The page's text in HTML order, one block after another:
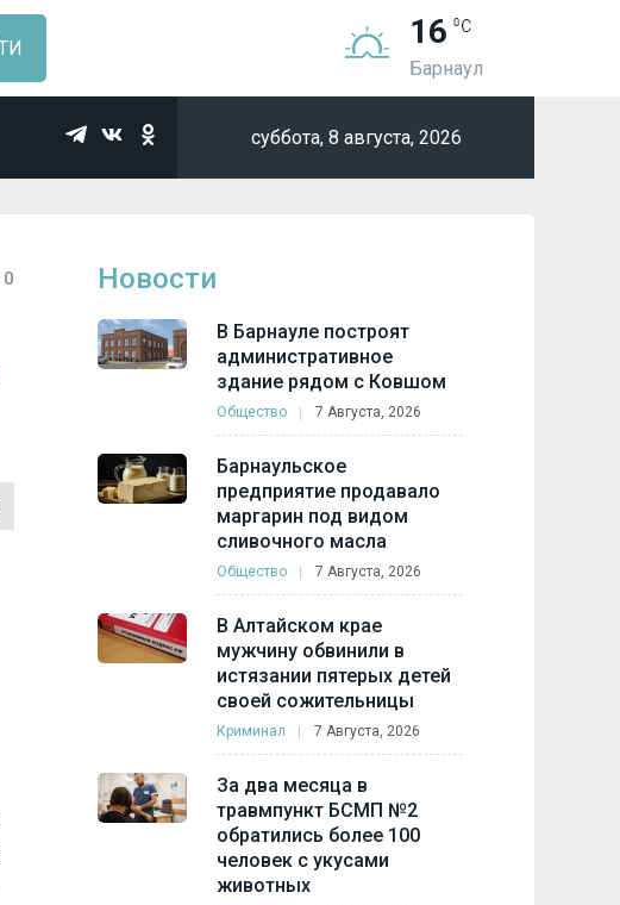
16
Барнаул
суббота, 8 августа, 2026
0 Новости
В Барнауле построят
административное
здание рядом с Ковшом
Общество 7 Августа, 2026
Барнаульское
предприятие продавало
маргарин под видом
сливочного масла
Общество 7 Августа, 2026
В Алтайском крае
мужчину обвинили в
истязании пятерых детей
своей сожительницы
Криминал 7 Августа, 2026
За два месяца в
травмпункт БСМП №2
обратились более 100
человек с укусами
животных